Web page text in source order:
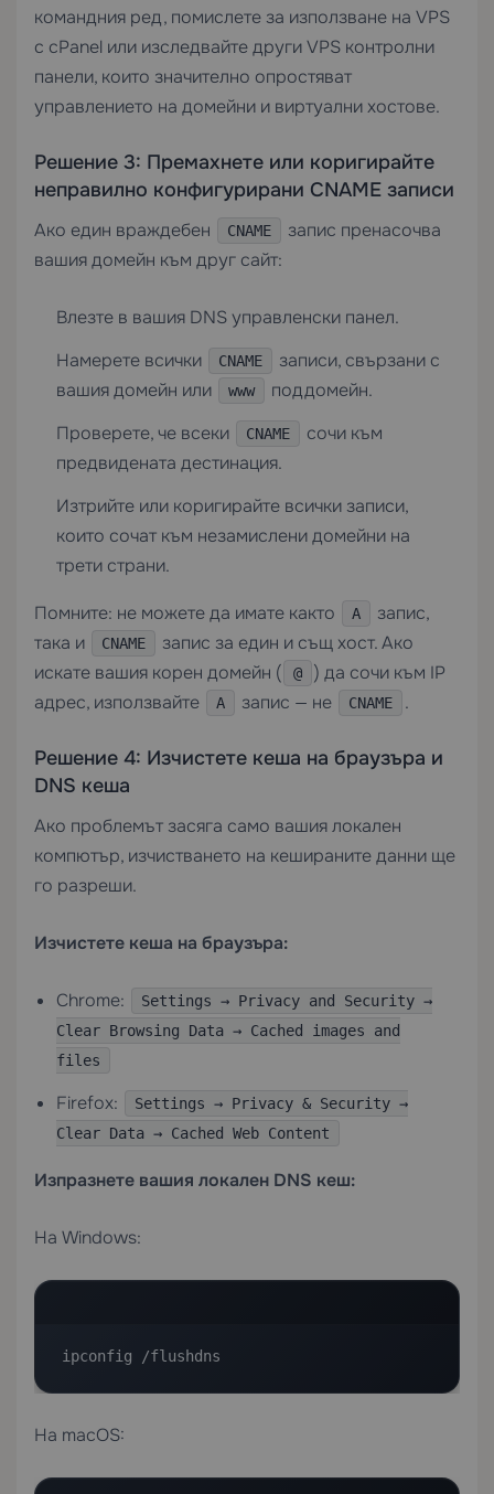
командния ред, помислете за използване на VPS
с cPanel или изследвайте другиVPS контролни
панели, които значително опростяват
управлението на домейни и виртуални хостове.
Решение 3: Премахнете или коригирайте
неправилно конфигурирани CNAME записи
Ако един враждебен CNAME
запис пренасочва
вашия домейн към друг сайт:
Влезте в вашия DNS управленски панел.
Намерете всички
CNAME
записи, свързани с
вашия домейн или
www
поддомейн.
Проверете, че всеки
CNAME
сочи към
предвидената дестинация.
Изтрийте или коригирайте всички записи,
които сочат към незамислени домейни на
трети страни.
Помните: не можете да имате както A
запис,
така и
CNAME
запис за един и същ хост. Ако
искате вашия корен домейн (
@
) да сочи към IP
адрес, използвайте
A запис — не CNAME .
Решение 4: Изчистете кеша на браузъра и
DNS кеша
Ако проблемът засяга само вашия локален
компютър, изчистването на кешираните данни ще
го разреши.
Изчистете кеша на браузъра:
Chrome:
Settings → Privacy and Security →
Clear Browsing Data → Cached images and
files
Firefox:
Settings → Privacy & Security →
Clear Data → Cached Web Content
Изпразнете вашия локален DNS кеш:
На Windows:
ipconfig /flushdns
На macOS: